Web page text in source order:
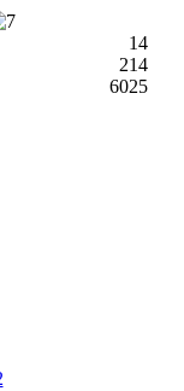
14
214
6025